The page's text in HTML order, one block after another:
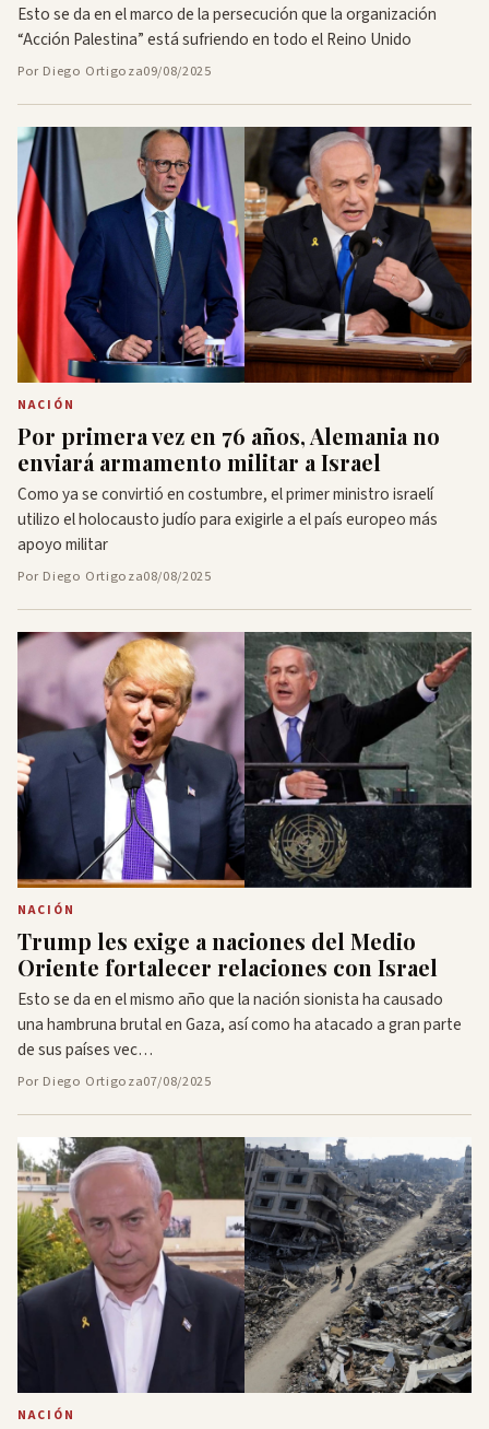
Esto se da en el marco de la persecución que la organización
“Acción Palestina” está sufriendo en todo el Reino Unido
Por Diego Ortigoza09/08/2025
NACIÓN
Por primera vez en 76 años, Alemania no
enviará armamento militar a Israel
Como ya se convirtió en costumbre, el primer ministro israelí
utilizo el holocausto judío para exigirle a el país europeo más
apoyo militar
Por Diego Ortigoza08/08/2025
NACIÓN
Trump les exige a naciones del Medio
Oriente fortalecer relaciones con Israel
Esto se da en el mismo año que la nación sionista ha causado
una hambruna brutal en Gaza, así como ha atacado a gran parte
de sus países vec…
Por Diego Ortigoza07/08/2025
NACIÓN